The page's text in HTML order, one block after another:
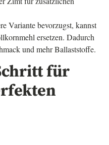
Variante bevorzugst, kannst
ersetzen. Dadurch
und mehr Ballaststoffe.
für